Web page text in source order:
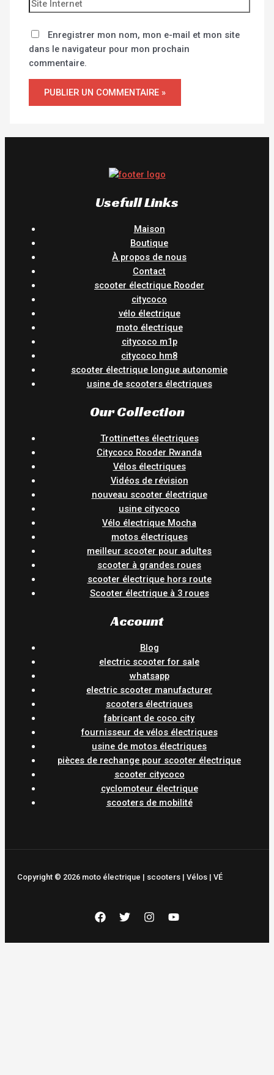
Enregistrer mon nom, mon e-mail et mon site
dans le navigateur pour mon prochain
commentaire.
Usefull Links
Maison
Boutique
À propos de nous
Contact
scooter électrique Rooder
citycoco
vélo électrique
moto électrique
citycoco m1p
citycoco hm8
scooter électrique longue autonomie
usine de scooters électriques
Our Collection
Trottinettes électriques
Citycoco Rooder Rwanda
Vélos électriques
Vidéos de révision
nouveau scooter électrique
usine citycoco
Vélo électrique Mocha
motos électriques
meilleur scooter pour adultes
scooter à grandes roues
scooter électrique hors route
Scooter électrique à 3 roues
Account
Blog
electric scooter for sale
whatsapp
electric scooter manufacturer
scooters électriques
fabricant de coco city
fournisseur de vélos électriques
usine de motos électriques
pièces de rechange pour scooter électrique
scooter citycoco
cyclomoteur électrique
scooters de mobilité
Copyright © 2026 moto électrique | scooters | Vélos | VÉ